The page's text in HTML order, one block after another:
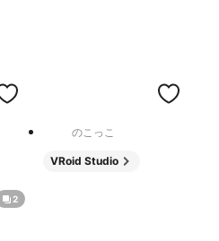
のこっこ
VRoid Studio
2